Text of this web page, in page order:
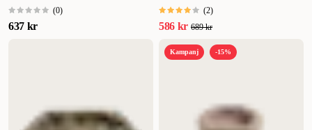
(0)
637 kr
(2)
586 kr 689 kr
Kampanj -15%